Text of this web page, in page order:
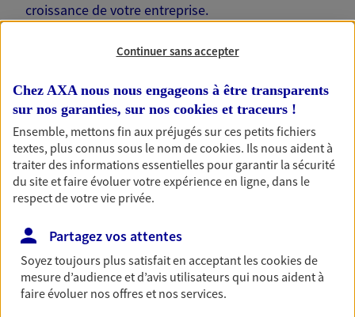
croissance de votre entreprise.
Nos solutions pour votre
entreprise
Prévoyance collective
Protégez vos salariés et leurs proches en cas de
baisse de revenus liée à un aléa de la vie.
Continuer sans accepter
Chez AXA nous nous engageons à être transparents
sur nos garanties, sur nos cookies et traceurs !
Ensemble, mettons fin aux préjugés sur ces petits fichiers
textes, plus connus sous le nom decookies. Ils nous aident à
traiter des informations essentielles pour garantir la sécurité
du site et faire évoluer votre expérience en ligne, dans le
respect de votre vie privée.
Partagez vos attentes
Soyez toujours plus satisfait en acceptant lescookiesde
mesure d’audience et d’avis utilisateurs qui nous aident à
faire évoluer nos offres et nos services.